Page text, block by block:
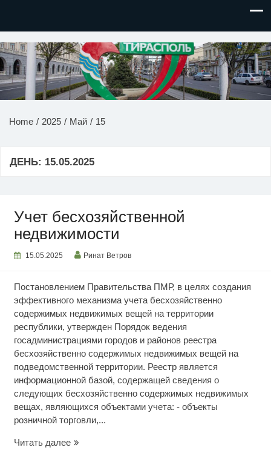
НОВОСТИ ПРИДНЕСТРОВЬЯ
Home 2025 Май 15
ДЕНЬ: 15.05.2025
Учет бесхозяйственной
недвижимости
15.05.2025 Ринат Ветров
Постановлением Правительства ПМР, в целях создания
эффективного механизма учета бесхозяйственно
содержимых недвижимых вещей на территории
республики, утвержден Порядок ведения
госадминистрациями городов и районов реестра
бесхозяйственно содержимых недвижимых вещей на
подведомственной территории. Реестр является
информационной базой, содержащей сведения о
следующих бесхозяйственно содержимых недвижимых
вещах, являющихся объектами учета: - объекты
розничной торговли,...
Читать далееУчет